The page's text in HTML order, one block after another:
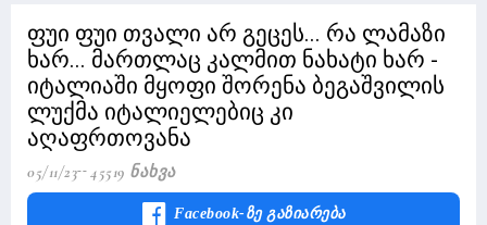
ფუი ფუი თვალი არ გეცეს... რა ლამაზი
ხარ... მართლაც კალმით ნახატი ხარ -
იტალიაში მყოფი შორენა ბეგაშვილის
ლუქმა იტალიელებიც კი
აღაფრთოვანა
05/11/23 45519 Ნახვა
Facebook-Ზე Გაზიარება